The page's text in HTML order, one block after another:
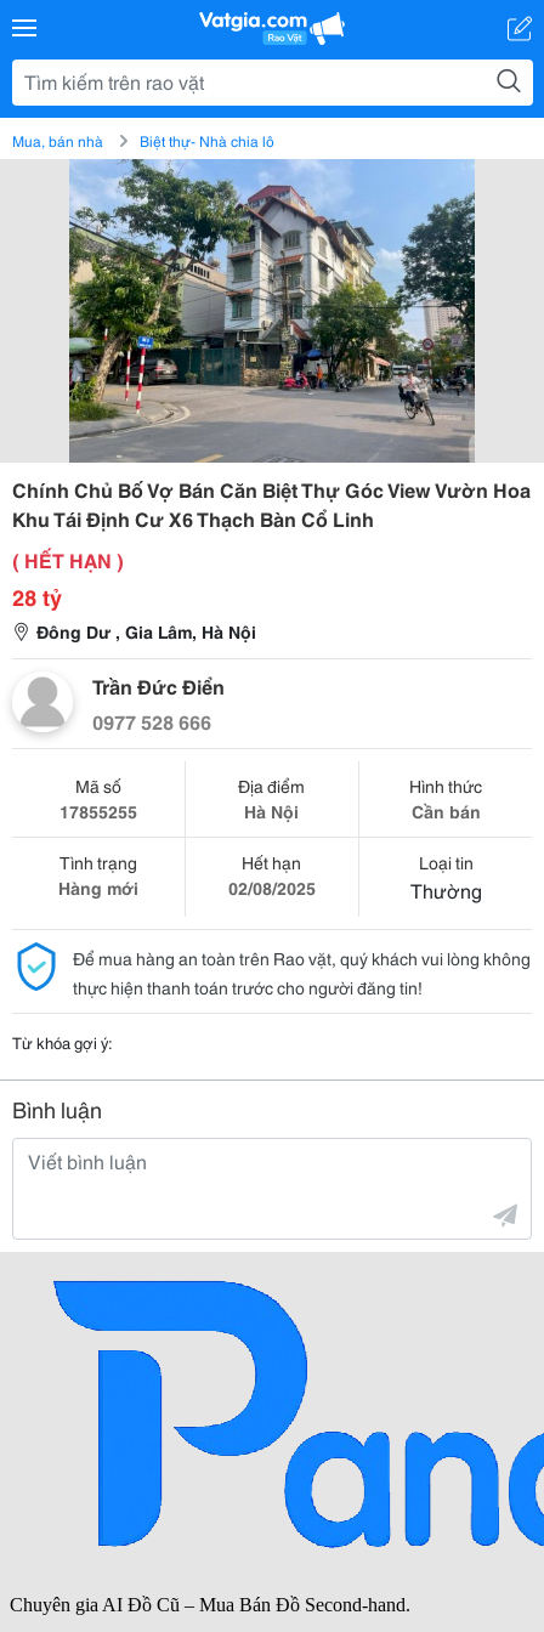
Mua, bán nhà Biệt thự- Nhà chia lô
Chính Chủ Bố Vợ Bán Căn Biệt Thự Góc View Vườn Hoa
Khu Tái Định Cư X6 Thạch Bàn Cổ Linh
( HẾT HẠN )
28 tỷ
Đông Dư , Gia Lâm, Hà Nội
Trần Đức Điển
0977 528 666
Mã số
17855255
Địa điểm
Hà Nội
Hình thức
Cần bán
Tình trạng
Hàng mới
Hết hạn
02/08/2025
Loại tin
Thường
Để mua hàng an toàn trên Rao vặt, quý khách vui lòng không
thực hiện thanh toán trước cho người đăng tin!
Từ khóa gợi ý:
Bình luận